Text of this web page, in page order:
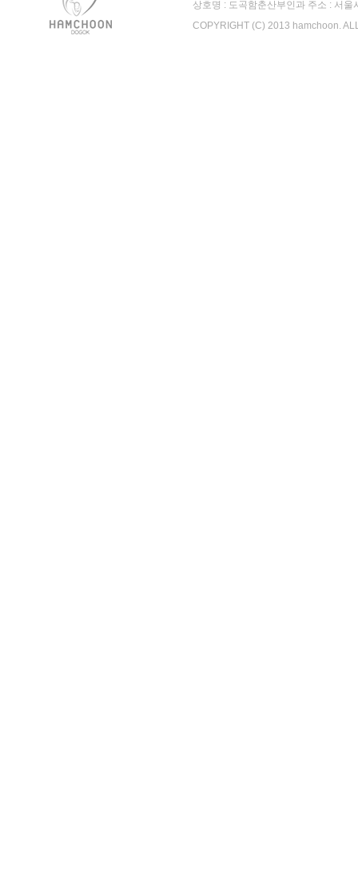
상호명 : 도곡함춘산부인과 주소 : 서
COPYRIGHT (C) 2013 hamchoon.